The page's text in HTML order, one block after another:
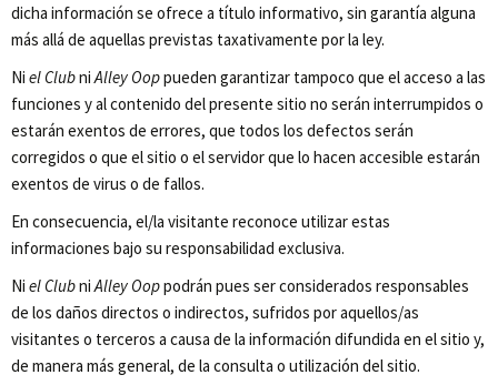
dicha información se ofrece a título informativo, sin garantía alguna
más allá de aquellas previstas taxativamente por la ley.
Ni el ClubniAlley Ooppueden garantizar tampoco que el acceso a las
funciones y al contenido del presente sitio no serán interrumpidos o
estarán exentos de errores, que todos los defectos serán
corregidos o que el sitio o el servidor que lo hacen accesible estarán
exentos de virus o de fallos.
En consecuencia, el/la visitante reconoce utilizar estas
informaciones bajo su responsabilidad exclusiva.
Ni el ClubniAlley Ooppodrán pues ser considerados responsables
de los daños directos o indirectos, sufridos por aquellos/as
visitantes o terceros a causa de la información difundida en el sitio y,
de manera más general, de la consulta o utilización del sitio.